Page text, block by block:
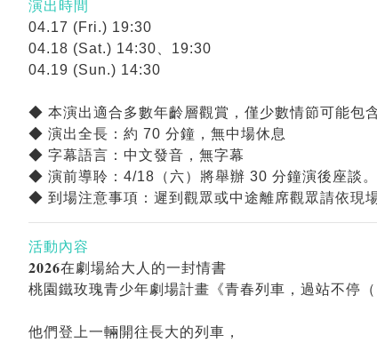
演出時間
04.17 (Fri.) 19:30
04.18 (Sat.) 14:30、19:30
04.19 (Sun.) 14:30
◆ 本演出適合多數年齡層觀賞，僅少數情節可能包
◆ 演出全長：約 70 分鐘，無中場休息
◆ 字幕語言：中文發音，無字幕
◆ 演前導聆：4/18（六）將舉辦 30 分鐘演後座談。
◆ 到場注意事項：遲到觀眾或中途離席觀眾請依現
活動內容
𝟐𝟎𝟐𝟔在劇場給大人的一封情書
桃園鐵玫瑰青少年劇場計畫《青春列車，過站不停（
他們登上一輛開往長大的列車，